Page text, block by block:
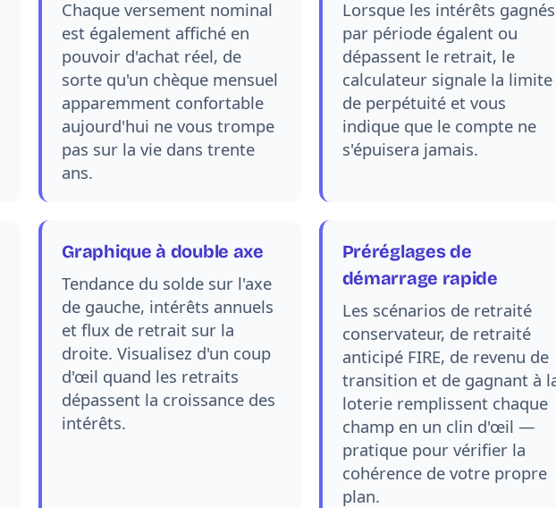
Chaque versement nominal
est également affiché en
pouvoir d'achat réel, de
sorte qu'un chèque mensuel
apparemment confortable
aujourd'hui ne vous trompe
pas sur la vie dans trente
ans.
Lorsque les intérêts gagnés
par période égalent ou
dépassent le retrait, le
calculateur signale la limite
de perpétuité et vous
indique que le compte ne
s'épuisera jamais.
Graphique à double axe
Tendance du solde sur l'axe
de gauche, intérêts annuels
et flux de retrait sur la
droite. Visualisez d'un coup
d'œil quand les retraits
dépassent la croissance des
intérêts.
Préréglages de
démarrage rapide
Les scénarios de retraité
conservateur, de retraité
anticipé FIRE, de revenu de
transition et de gagnant à
loterie remplissent chaque
champ en un clin d'œil —
pratique pour vérifier la
cohérence de votre propre
plan.